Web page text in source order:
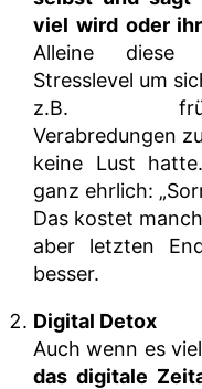
viel wird oder
Alleine diese
Stresslevel um
z.B.
Verabredungen
keine Lust
ganz ehrlich:
Das kostet
aber letzten
besser.
Digital Detox
Auch wenn es
das digitale